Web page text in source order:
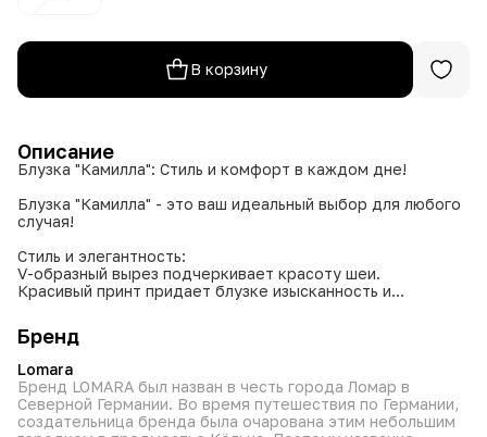
В корзину
Описание
Блузка "Камилла": Стиль и комфорт в каждом дне!
Блузка "Камилла" - это ваш идеальный выбор для любого
случая!
Стиль и элегантность:
V-образный вырез подчеркивает красоту шеи.
Красивый принт придает блузке изысканность и
Идеально подходит как для праздничных событий, так и
для повседневных прогулок.
Комфорт и практичность:
Мягкая ткань из вискозы, полиэстера и лайкры приятна к
телу и обеспечивает свободу движений.
Легко стирается и быстро сохнет.
Бренд
Lomara
Бренд LOMARA был назван в честь города Ломар в
Северной Германии. Во время путешествия по Германии,
создательница бренда была очарована этим небольшим